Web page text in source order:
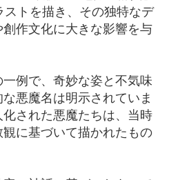
トを描き、その独特なデ
作文化に大きな影響を与
例で、奇妙な姿と不気味
悪魔名は明示されていま
された悪魔たちは、当時
に基づいて描かれたもの